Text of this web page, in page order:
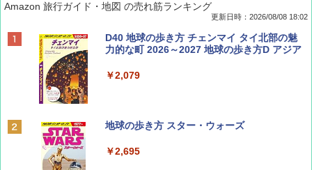
BE-PAL(ビ-パル) 2026年 9 月号【特別付録:
SOTO ミニマル"旅"財布 ランダム2種】
￥1,500
ディズニーファン ２０２６年 ９月号 [雑
Amazon 旅行ガイド・地図 の売れ筋ランキング
更新日時：2026/08/08 18:02
D40 地球の歩き方 チェンマイ タイ北部の魅
力的な町 2026～2027 地球の歩き方D アジア
￥2,079
地球の歩き方 スター・ウォーズ
￥2,695